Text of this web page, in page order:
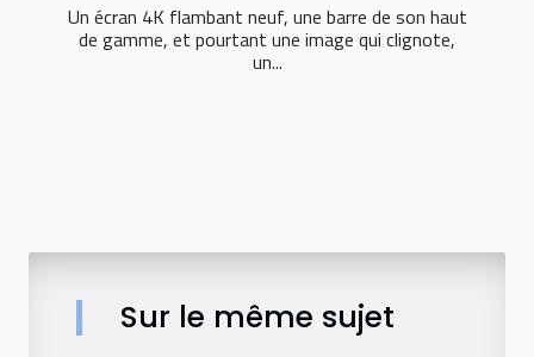
Un écran 4K flambant neuf, une barre de son haut
de gamme, et pourtant une image qui clignote,
un...
Sur le même sujet